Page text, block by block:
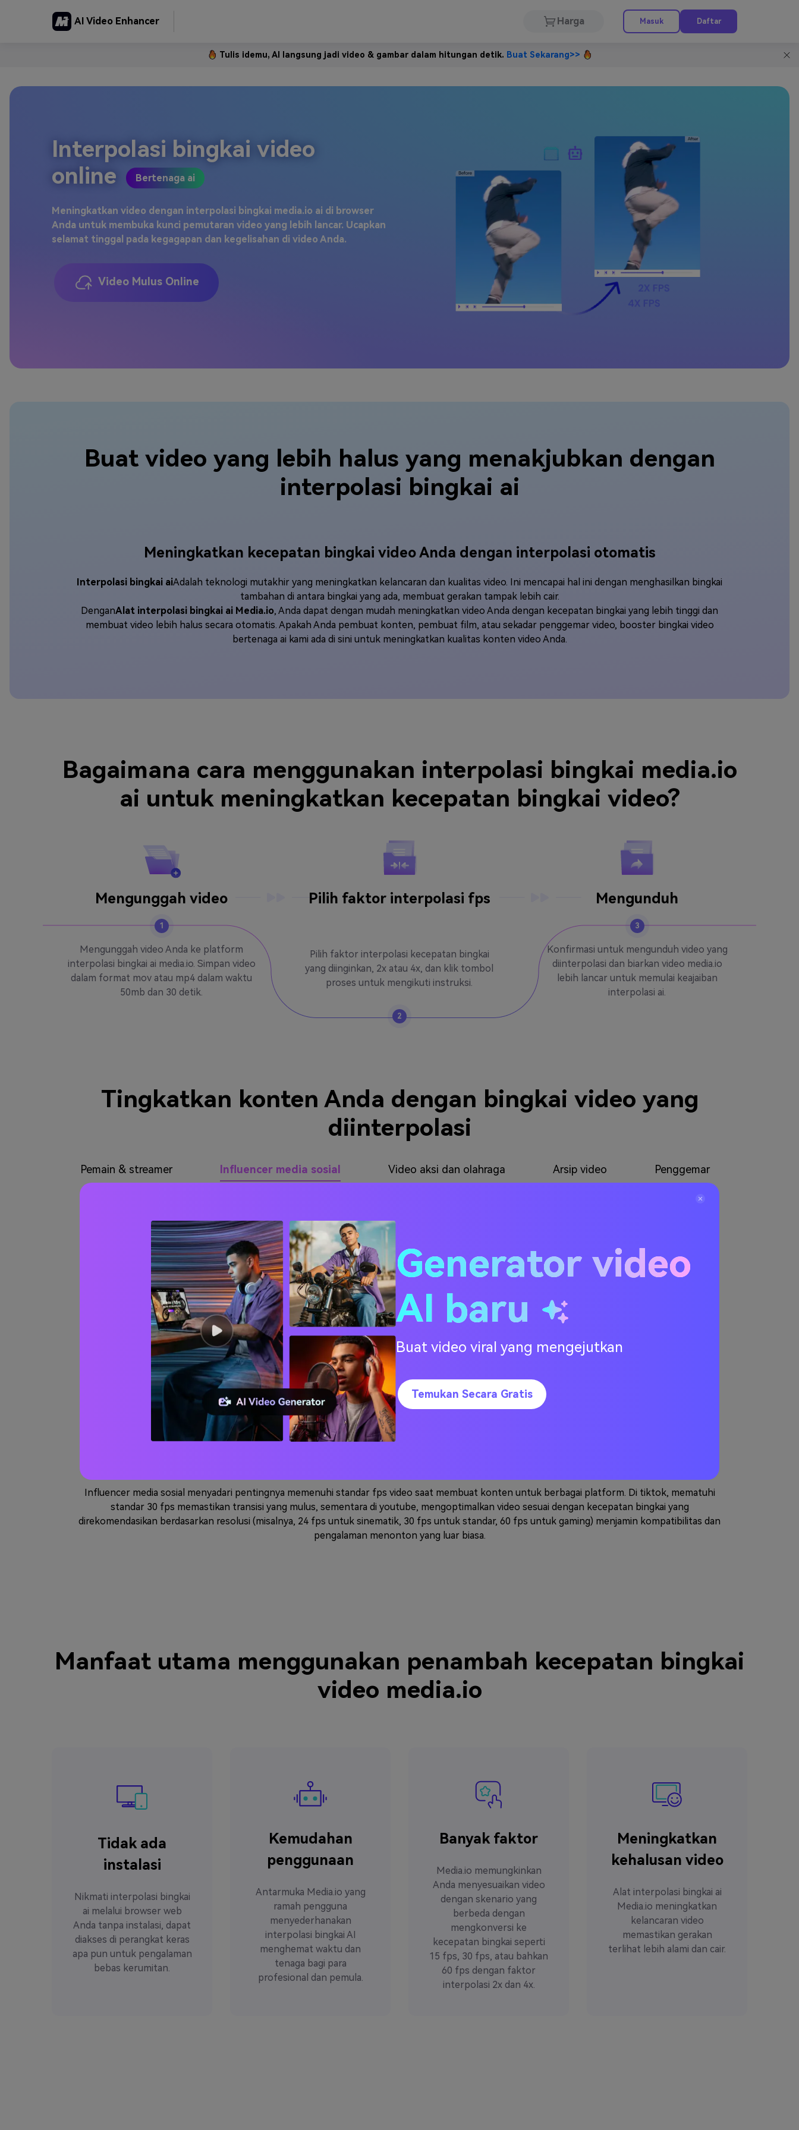
AI Video Enhancer Harga Masuk Daftar
Tulis idemu, AI langsung jadi video & gambar dalam hitungan detik. Buat Sekarang>>
Interpolasi bingkai video
online
Bertenaga ai
Meningkatkan video dengan interpolasi bingkai media.io ai di browser
Anda untuk membuka kunci pemutaran video yang lebih lancar. Ucapkan
selamat tinggal pada kegagapan dan kegelisahan di video Anda.
Video Mulus Online
Buat video yang lebih halus yang menakjubkan dengan
interpolasi bingkai ai
Meningkatkan kecepatan bingkai video Anda dengan interpolasi otomatis
Interpolasi bingkai aiAdalah teknologi mutakhir yang meningkatkan kelancaran dan kualitas video. Ini mencapai hal ini dengan menghasilkan bingkai
tambahan di antara bingkai yang ada, membuat gerakan tampak lebih cair.
DenganAlat interpolasi bingkai ai Media.io, Anda dapat dengan mudah meningkatkan video Anda dengan kecepatan bingkai yang lebih tinggi dan
membuat video lebih halus secara otomatis. Apakah Anda pembuat konten, pembuat film, atau sekadar penggemar video, booster bingkai video
bertenaga ai kami ada di sini untuk meningkatkan kualitas konten video Anda.
Bagaimana cara menggunakan interpolasi bingkai media.io
ai untuk meningkatkan kecepatan bingkai video?
Mengunggah video
1
Mengunggah video Anda ke platform
interpolasi bingkai ai media.io. Simpan video
dalam format mov atau mp4 dalam waktu
50mb dan 30 detik.
Pilih faktor interpolasi fps
Pilih faktor interpolasi kecepatan bingkai
yang diinginkan, 2x atau 4x, dan klik tombol
proses untuk mengikuti instruksi.
2
Mengunduh
3
Konfirmasi untuk mengunduh video yang
diinterpolasi dan biarkan video media.io
lebih lancar untuk memulai keajaiban
interpolasi ai.
Tingkatkan konten Anda dengan bingkai video yang
diinterpolasi
Pemain & streamer Influencer media sosial Video aksi dan olahraga Arsip video Penggemar
Profesional dalam aksi dan video olahraga beralih ke peningkatan kecepatan bingkai untuk menciptakan kembali aksi berkecepatan tinggi dalam pasca
produksi video. Meningkatkan frame rate, seperti mengonversi 30 fps menjadi 60 fps atau 60 fps menjadi 120 fps, memastikan gerakan yang lebih
lancar dan lebih detail dalam adegan yang serba cepat. Frame rate yang lebih tinggi membuat aksi tampak seperti aslinya, membenamkan pemirsa di
jantung aksi.
Manfaat utama menggunakan penambah kecepatan bingkai
video media.io
Tidak ada
instalasi
Nikmati interpolasi bingkai
ai melalui browser web
Anda tanpa instalasi, dapat
diakses di perangkat keras
apa pun untuk pengalaman
bebas kerumitan.
Kemudahan
penggunaan
Antarmuka Media.io yang
ramah pengguna
menyederhanakan
interpolasi bingkai AI
menghemat waktu dan
tenaga bagi para
profesional dan pemula.
Banyak faktor
Media.io memungkinkan
Anda menyesuaikan video
dengan skenario yang
berbeda dengan
mengkonversi ke
kecepatan bingkai seperti
15 fps, 30 fps, atau bahkan
60 fps dengan faktor
interpolasi 2x dan 4x.
Meningkatkan
kehalusan video
Alat interpolasi bingkai ai
Media.io meningkatkan
kelancaran video
memastikan gerakan
terlihat lebih alami dan cair.
Generator video
AI baru
Buat video viral yang mengejutkan
Temukan Secara Gratis